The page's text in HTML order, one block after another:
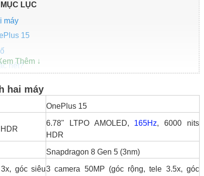
MỤC LỤC
máy
15
nét?
một phong cách
15?
15 ở đâu uy tín?
hai máy
OnePlus 15
HDR
6.78" LTPO AMOLED, 165Hz, 6000 nits
HDR
Snapdragon 8 Gen 5 (3nm)
góc siêu3 camera 50MP (góc rộng, tele 3.5x, góc